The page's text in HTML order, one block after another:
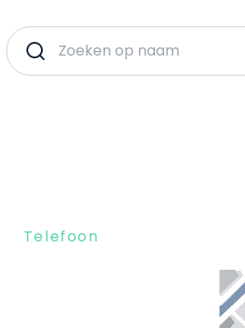
Telefoon